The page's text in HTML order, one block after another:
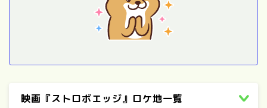
映画『ストロボエッジ』ロケ地一覧